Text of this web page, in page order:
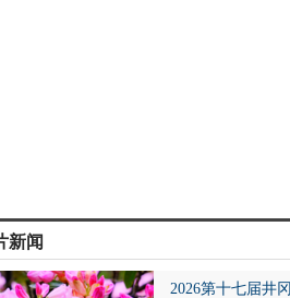
新闻
2026第十七届井冈